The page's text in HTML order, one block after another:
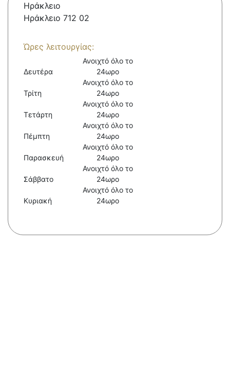
Ηράκλειο
Ηράκλειο 712 02
Ώρες λειτουργίας:
Δευτέρα
Ανοιχτό όλο το
24ωρο
Τρίτη
Ανοιχτό όλο το
24ωρο
Τετάρτη
Ανοιχτό όλο το
24ωρο
Πέμπτη
Ανοιχτό όλο το
24ωρο
Παρασκευή
Ανοιχτό όλο το
24ωρο
Σάββατο
Ανοιχτό όλο το
24ωρο
Κυριακή
Ανοιχτό όλο το
24ωρο